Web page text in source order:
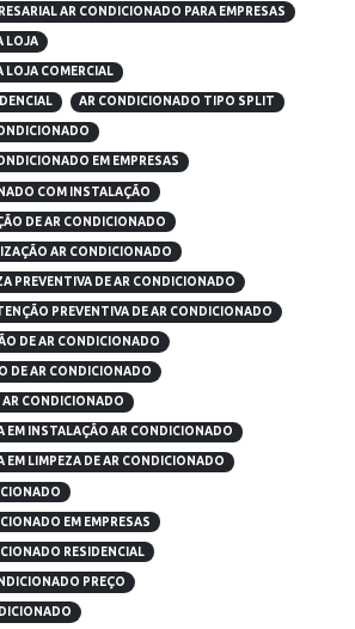
AR CONDICIONADO PARA EMPRESAS
LOJA
LOJA COMERCIAL
AR CONDICIONADO TIPO SPLIT
EM EMPRESAS
COM INSTALAÇÃO
DE AR CONDICIONADO
AR CONDICIONADO
PREVENTIVA DE AR CONDICIONADO
PREVENTIVA DE AR CONDICIONADO
DE AR CONDICIONADO
DE AR CONDICIONADO
AR CONDICIONADO
EM INSTALAÇÃO AR CONDICIONADO
EM LIMPEZA DE AR CONDICIONADO
EM EMPRESAS
RESIDENCIAL
PREÇO